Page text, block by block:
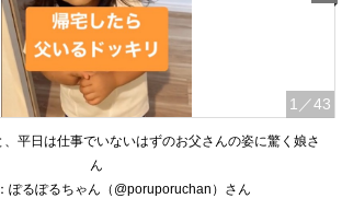
1 ／43
平日は仕事でいないはずのお父さんの姿に驚く娘さ
ん
ぽるぽるちゃん（@poruporuchan）さん